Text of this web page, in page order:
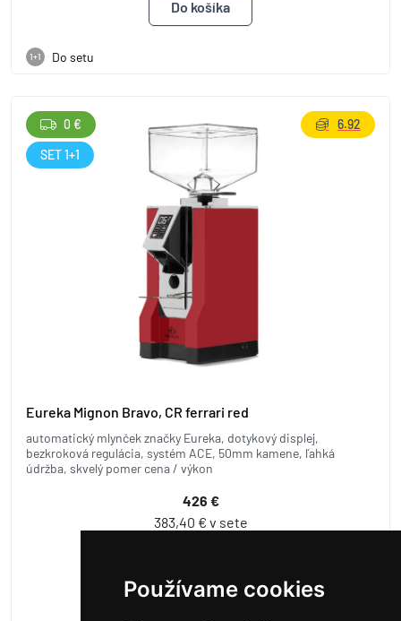
Používame cookies
1+1 Do setu
Eureka Mignon Bravo, CR ferrari red
automatický mlynček značky Eureka, dotykový displej,
bezkroková regulácia, systém ACE, 50mm kamene, ľahká
údržba, skvelý pomer cena / výkon
426 €
383,40 € v sete
0 €
SET 1+1
6.92